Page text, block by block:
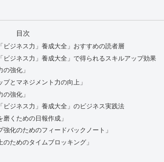
目次
ビジネス力」養成大全」おすすめの読者層
ビジネス力」養成大全」で得られるスキルアップ効果
強化」
とマネジメント力の向上」
強化」
ビジネス力」養成大全」のビジネス実践法
くための日報作成」
化のためのフィードバックノート」
ためのタイムブロッキング」